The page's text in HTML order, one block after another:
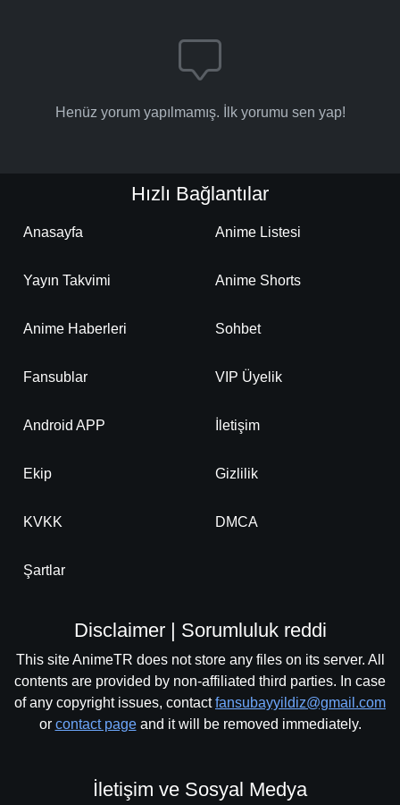
Henüz yorum yapılmamış. İlk yorumu sen yap!
Hızlı Bağlantılar
Anasayfa Anime Listesi
Yayın Takvimi Anime Shorts
Anime Haberleri Sohbet
Fansublar VIP Üyelik
Android APP İletişim
Ekip Gizlilik
KVKK DMCA
Şartlar
Disclaimer | Sorumluluk reddi
This site AnimeTR does not store any files on its server. All
contents are provided by non-affiliated third parties. In case
of any copyright issues, contactfansubayyildiz@gmail.com
or contact pageand it will be removed immediately.
İletişim ve Sosyal Medya